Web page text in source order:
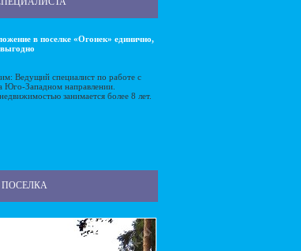
в поселке «Огонек» единично,
Ведущий специалист по работе с
Юго-Западном направлении.
занимается более 8 лет.